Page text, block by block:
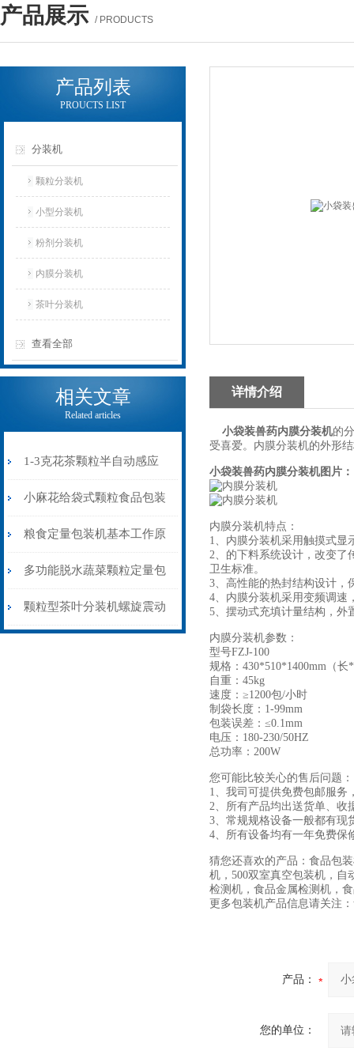
产品展示 / PRODUCTS
产品列表
PROUCTS LIST
分装机
颗粒分装机
小型分装机
粉剂分装机
内膜分装机
茶叶分装机
查看全部
相关文章
Related articles
1-3克花茶颗粒半自动感应
下料称重分装机价格多少
小麻花给袋式颗粒食品包装
机厂家供应生产
粮食定量包装机基本工作原
理及结构
多功能脱水蔬菜颗粒定量包
装机-量杯式计量小立式包装
颗粒型茶叶分装机螺旋震动
详情介绍
小袋装兽药内膜分装机的
受喜爱。内膜分装机的外形
小袋装兽药内膜分装机图片：
内膜分装机特点：
1、内膜分装机采用触摸式显
2、的下料系统设计，改变了
卫生标准。
3、高性能的热封结构设计，
4、内膜分装机采用变频调速
5、摆动式充填计量结构，外
内膜分装机参数：
型号FZJ-100
规格：430*510*1400mm（
自重：45kg
速度：≥1200包/小时
制袋长度：1-99mm
包装误差：≤0.1mm
电压：180-230/50HZ
总功率：200W
您可能比较关心的售后问题：
1、我司可提供免费包邮服务
2、所有产品均出送货单、收
3、常规规格设备一般都有现
4、所有设备均有一年免费
猜您还喜欢的产品：食品包
机，500双室真空包装机，
检测机，食品金属检测机，
更多包装机产品信息请关注
产品：
您的单位：